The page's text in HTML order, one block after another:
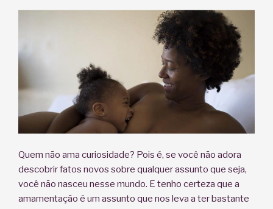
Quem não ama curiosidade? Pois é, se você não adora
descobrir fatos novos sobre qualquer assunto que seja,
você não nasceu nesse mundo. E tenho certeza que a
amamentação é um assunto que nos leva a ter bastante